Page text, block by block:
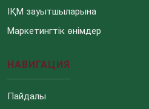
ІҚМ зауытшыларына
Маркетингтік өнімдер
НАВИГАЦИЯ
Пайдалы